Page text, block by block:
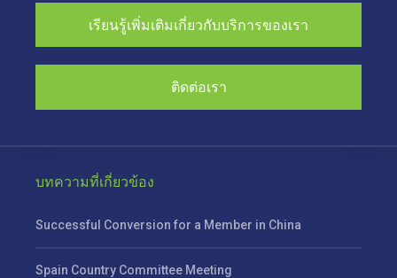
เรียนรู้เพิ่มเติมเกี่ยวกับบริการของเรา
ติดต่อเรา
บทความที่เกี่ยวข้อง
Successful Conversion for a Member in China
Spain Country Committee Meeting